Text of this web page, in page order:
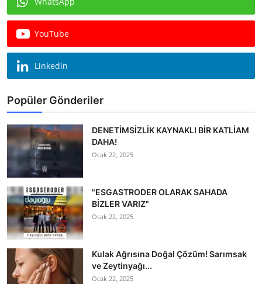
Köşe Yazısı
Dernek
Galeri
E-GAZETE
YouTube
Linkedin
Popüler Gönderiler
DENETİMSİZLİK KAYNAKLI BİR KATLİAM
DAHA!
Ocak 22, 2025
"ESGASTRODER OLARAK SAHADA
BİZLER VARIZ"
Ocak 22, 2025
Kulak Ağrısına Doğal Çözüm! Sarımsak
ve Zeytinyağı...
Ocak 22, 2025